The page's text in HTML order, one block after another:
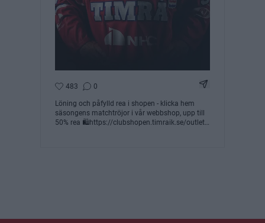
483 0 Dela
Löning och påfylld rea i shopen - klicka hem
säsongens matchtröjor i vår webbshop, upp till
50% rea 🛍️https://clubshopen.timraik.se/outlet